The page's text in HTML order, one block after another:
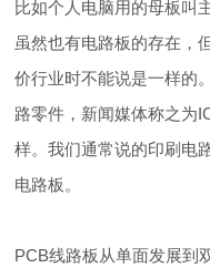
比如个人电脑用的母板叫
虽然也有电路板的存在，
价行业时不能说是一样的
路零件，新闻媒体称之为
样。我们通常说的印刷
电路板。
PCB线路板从单面发展到